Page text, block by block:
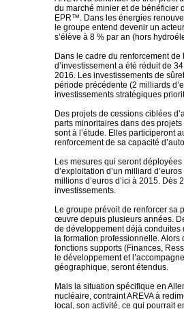
du marché minier et de bénéficier
EPR™. Dans les énergies
le groupe entend devenir un
s’élève à 8 % par an (hors
Dans le cadre du renforcement
d’investissement a été réduit de
2016. Les investissements de
période précédente (2 milliards
investissements stratégiques
Des projets de cessions ciblées
parts minoritaires dans des
sont à l’étude. Elles participeront
renforcement de sa capacité
Les mesures qui seront
d’exploitation d’un milliard
millions d’euros d’ici à 2015. Dès
investissements.
Le groupe prévoit de renforcer sa
œuvre depuis plusieurs années.
de développement déjà
la formation professionnelle. Alors
fonctions supports (Finances,
le développement et
géographique, seront étendus.
Mais la situation spécifique en
nucléaire, contraint AREVA à
local, son activité, ce qui pourrait